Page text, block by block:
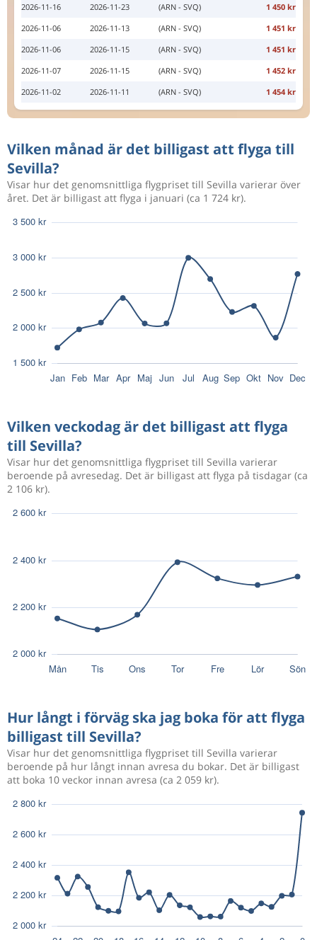
2026-11-16
2026-11-23 (ARN - SVQ)
1 450 kr
2026-11-06
2026-11-13 (ARN - SVQ)
1 451 kr
2026-11-06
2026-11-15 (ARN - SVQ)
1 451 kr
2026-11-07
2026-11-15 (ARN - SVQ)
1 452 kr
2026-11-02
2026-11-11 (ARN - SVQ) 1 454 kr
Vilken månad är det billigast att flyga till
Sevilla?
Visar hur det genomsnittliga flygpriset till Sevilla varierar över
året. Det är billigast att flyga i januari (ca 1 724 kr).
Vilken veckodag är det billigast att flyga
till Sevilla?
Visar hur det genomsnittliga flygpriset till Sevilla varierar
beroende på avresedag. Det är billigast att flyga på tisdagar (ca
2 106 kr).
Hur långt i förväg ska jag boka för att flyga
billigast till Sevilla?
Visar hur det genomsnittliga flygpriset till Sevilla varierar
beroende på hur långt innan avresa du bokar. Det är billigast
att boka 10 veckor innan avresa (ca 2 059 kr).